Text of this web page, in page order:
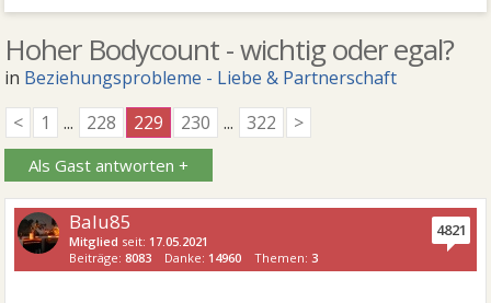
Hoher Bodycount - wichtig oder egal?
in Beziehungsprobleme - Liebe & Partnerschaft
<
1 ... 228 229 230 ... 322 >
Als Gast antworten +
Balu85
Mitglied seit: 17.05.2021
Beiträge:8083 Danke: 14960 Themen:3
4821